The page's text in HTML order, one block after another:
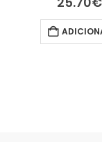
ADICIONAR